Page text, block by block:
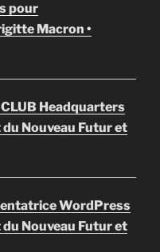
pour
Macron •
Headquarters
Nouveau Futur et
WordPress
Nouveau Futur et